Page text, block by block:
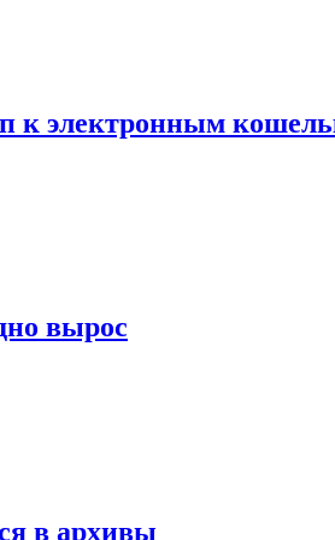
к электронным
вырос
в архивы